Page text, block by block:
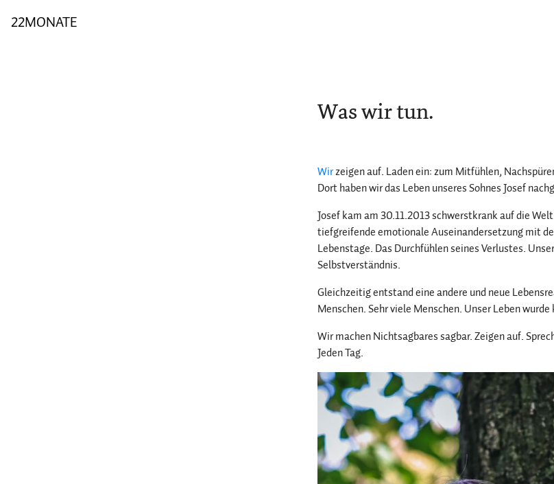
22MONATE
Was wir tun.
Wirzeigen auf. Laden ein: zum Mitfühlen,
Dort haben wir das Leben unseres Sohnes Josef
Josef kam am 30.11.2013 schwerstkrank auf die
tiefgreifende emotionale Auseinandersetzung mit
Lebenstage. Das Durchfühlen seines Verlustes.
Selbstverständnis.
Gleichzeitig entstand eine andere und neue
Menschen. Sehr viele Menschen. Unser Leben
Wir machen Nichtsagbares sagbar. Zeigen auf.
Jeden Tag.